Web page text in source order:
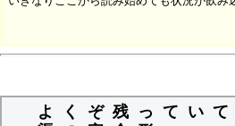
よくぞ残ってい